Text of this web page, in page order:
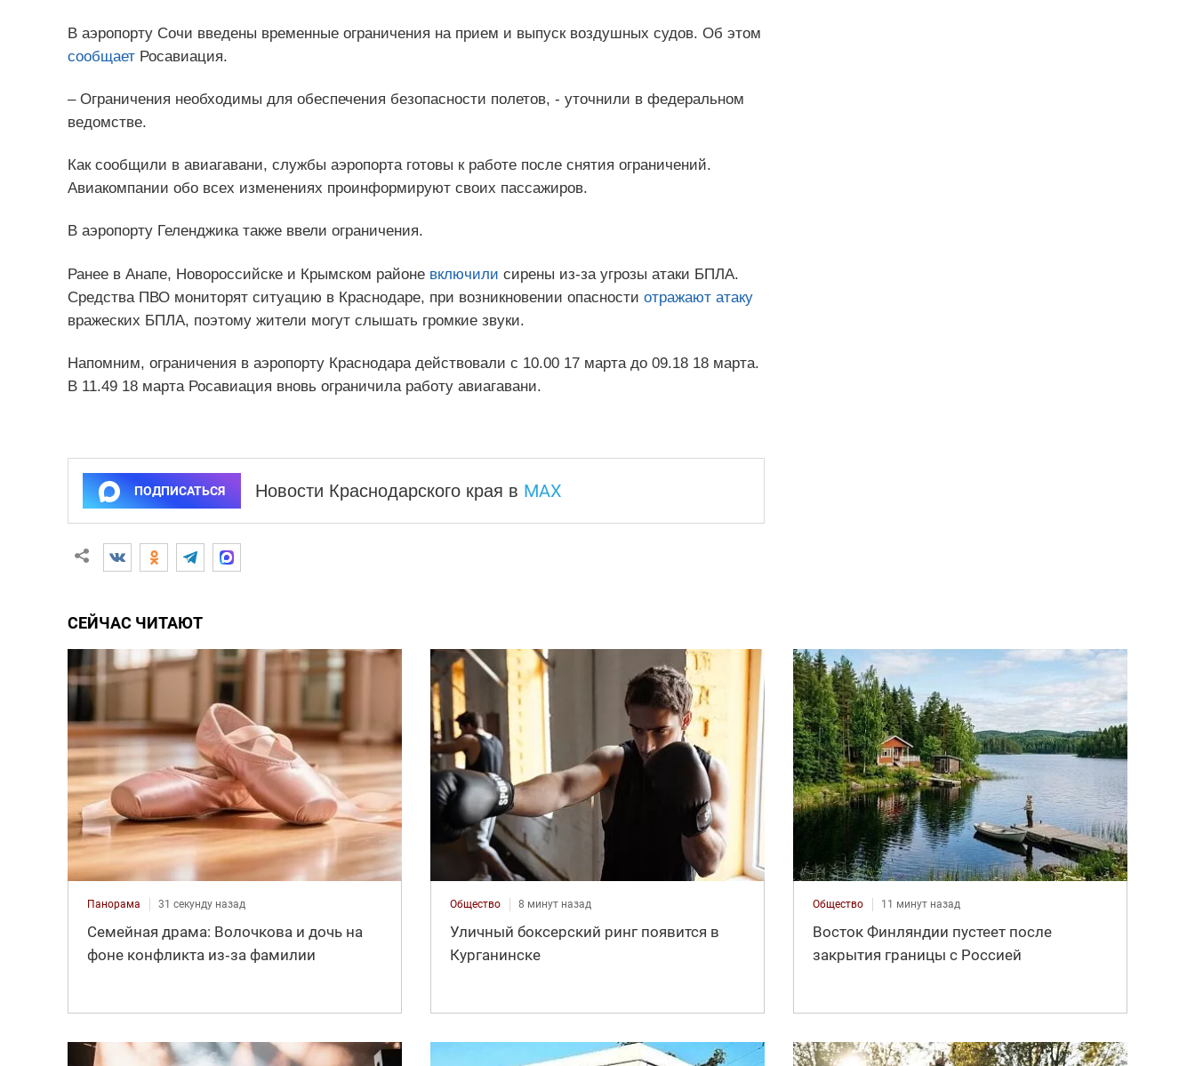
В аэропорту Сочи введены временные ограничения на прием и выпуск воздушных судов. Об этом
сообщаетРосавиация.
– Ограничения необходимы для обеспечения безопасности полетов, - уточнили в федеральном
ведомстве.
Как сообщили в авиагавани, службы аэропорта готовы к работе после снятия ограничений.
Авиакомпании обо всех изменениях проинформируют своих пассажиров.
В аэропорту Геленджика также ввели ограничения.
Ранее в Анапе, Новороссийске и Крымском районе включили сирены из-за угрозы атаки БПЛА.
Средства ПВО мониторят ситуацию в Краснодаре, при возникновении опасности отражают атаку
вражеских БПЛА, поэтому жители могут слышать громкие звуки.
Напомним, ограничения в аэропорту Краснодара действовали с 10.00 17 марта до 09.18 18 марта.
В 11.49 18 марта Росавиация вновь ограничила работу авиагавани.
ПОДПИСАТЬСЯ Новости Краснодарского края в MAX
СЕЙЧАС ЧИТАЮТ
Панорама 31 секунду назад
Семейная драма: Волочкова и дочь на
фоне конфликта из‑за фамилии
Общество 8 минут назад
Уличный боксерский ринг появится в
Курганинске
Общество 11 минут назад
Восток Финляндии пустеет после
закрытия границы с Россией